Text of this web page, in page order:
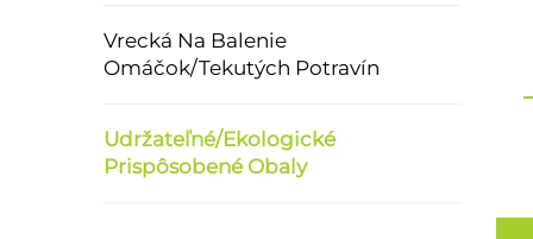
Vrecká Na Balenie
Omáčok/Tekutých Potravín
Udržateľné/Ekologické
Prispôsobené Obaly